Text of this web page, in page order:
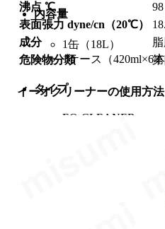
沸点 ℃
98
表面張力 dyne/cn（20℃）
成分
危険物分類
イーオクリーナーの使用方法
内容量
1缶（18L）
1ケース（420ml×6
タイプ
EO-CLEANER